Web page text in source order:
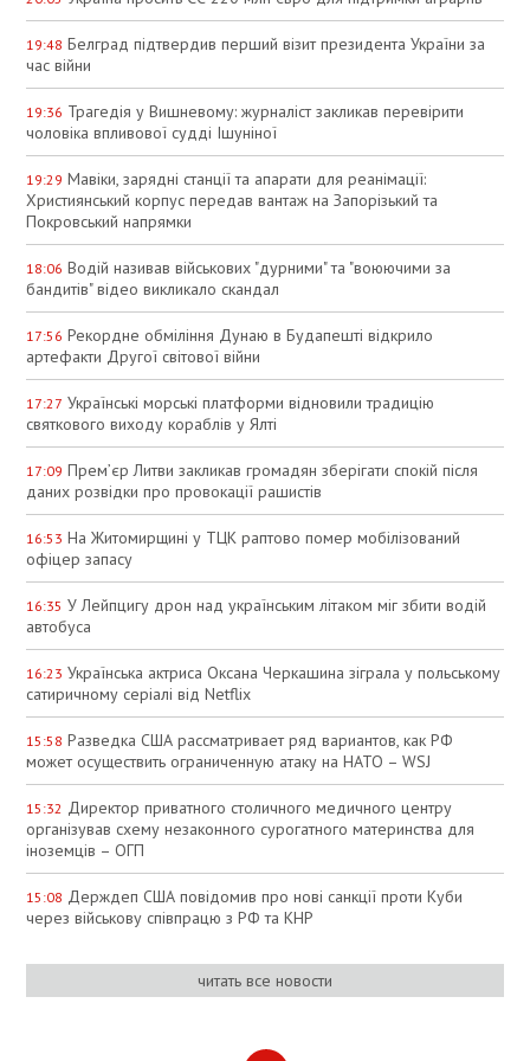
19:48 Белград підтвердив перший візит президента України за
час війни
19:36 Трагедія у Вишневому: журналіст закликав перевірити
чоловіка впливової судді Ішуніної
19:29 Мавіки, зарядні станції та апарати для реанімації:
Християнський корпус передав вантаж на Запорізький та
Покровський напрямки
18:06 Водій називав військових "дурними" та "воюючими за
бандитів" відео викликало скандал
17:56 Рекордне обміління Дунаю в Будапешті відкрило
артефакти Другої світової війни
17:27 Українські морські платформи відновили традицію
святкового виходу кораблів у Ялті
17:09 Прем’єр Литви закликав громадян зберігати спокій після
даних розвідки про провокації рашистів
16:53 На Житомирщині у ТЦК раптово помер мобілізований
офіцер запасу
16:35 У Лейпцигу дрон над українським літаком міг збити водій
автобуса
16:23 Українська актриса Оксана Черкашина зіграла у польському
сатиричному серіалі від Netflix
15:58 Разведка США рассматривает ряд вариантов, как РФ
может осуществить ограниченную атаку на НАТО – WSJ
15:32 Директор приватного столичного медичного центру
організував схему незаконного сурогатного материнства для
іноземців – ОГП
15:08 Держдеп США повідомив про нові санкції проти Куби
через військову співпрацю з РФ та КНР
читать все новости